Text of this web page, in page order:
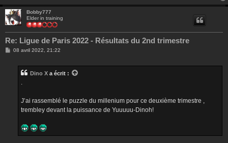
Bobby777
Elder in training
Re: Ligue de Paris 2022 - Résultats du 2nd trimestre
M08 avril 2022, 21:22
Dino X a écrit :
J’ai rassemblé le puzzle du millenium pour ce deuxième trimestre ,
trembley devant la puissance de Yuuuuu-Dinoh!